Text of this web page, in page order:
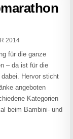
2014
für die ganze
– da ist für die
Hervor sticht
angeboten
Kategorien
beim Bambini- und